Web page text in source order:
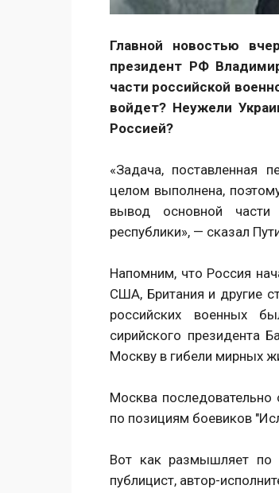
Главной новостью
президент РФ
части российской
войдет? Неужели
Россией?
«Задача, поставленная
целом выполнена,
вывод основной части
республики», — сказал
Напомним, что Россия
США, Британия и другие
российских военных
сирийского президента
Москву в гибели мирных
Москва последовательно
по позициям боевиков
Вот как размышляет по
публицист, автор-